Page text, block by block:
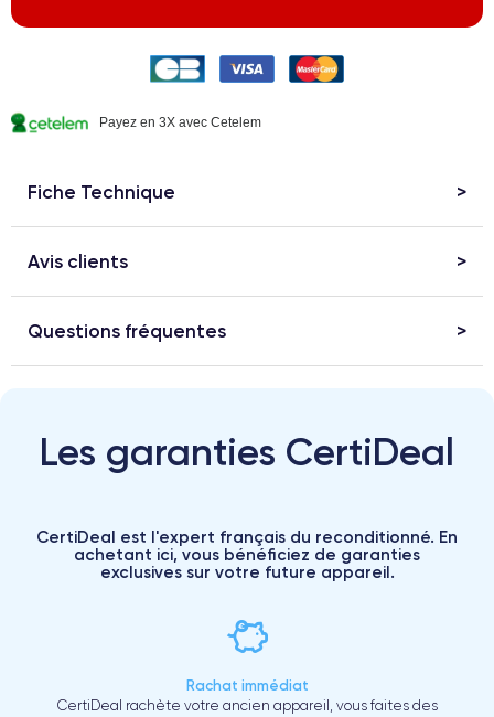
Payez en 3X avec Cetelem
Fiche Technique
Avis clients
Questions fréquentes
Les garanties CertiDeal
CertiDeal est l'expert français du reconditionné. En
achetant ici, vous bénéficiez de garanties
exclusives sur votre future appareil.
Rachat immédiat
CertiDeal rachète votre ancien appareil, vous faites des